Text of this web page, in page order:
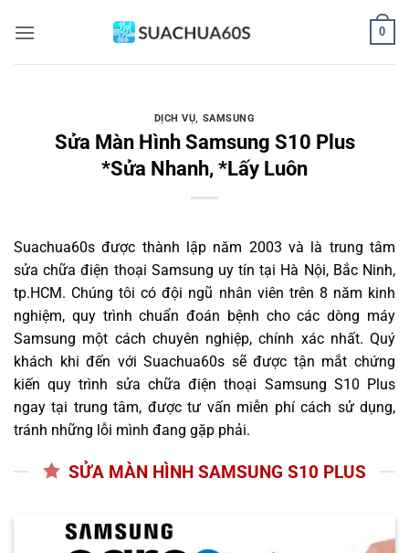
qua
0
DỊCH VỤ, SAMSUNG
Sửa Màn Hình Samsung S10 Plus
*Sửa Nhanh, *Lấy Luôn
Suachua60s được thành lập năm 2003 và là trung tâm
sửa chữa điện thoại Samsung uy tín tại Hà Nội, Bắc Ninh,
tp.HCM. Chúng tôi có đội ngũ nhân viên trên 8 năm kinh
nghiệm, quy trình chuẩn đoán bệnh cho các dòng máy
Samsung một cách chuyên nghiệp, chính xác nhất. Quý
khách khi đến với Suachua60s sẽ được tận mắt chứng
kiến quy trình sửa chữa điện thoại Samsung S10 Plus
ngay tại trung tâm, được tư vấn miễn phí cách sử dụng,
tránh những lỗi mình đang gặp phải.
SỬA MÀN HÌNH SAMSUNG S10 PLUS